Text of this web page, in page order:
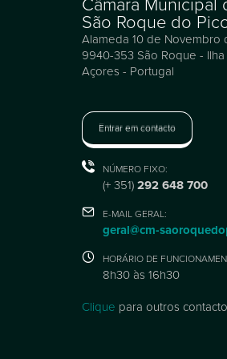
Câmara Municipal
São Roque do
Alameda 10 de Novembro
9940-353 São Roque -
Açores - Portugal
Entrar em contacto
NÚMERO FIXO:
(+ 351) 292 648 700
E-MAIL GERAL:
geral@cm-
HORÁRIO DE
8h30 às 16h30
Clique para outros